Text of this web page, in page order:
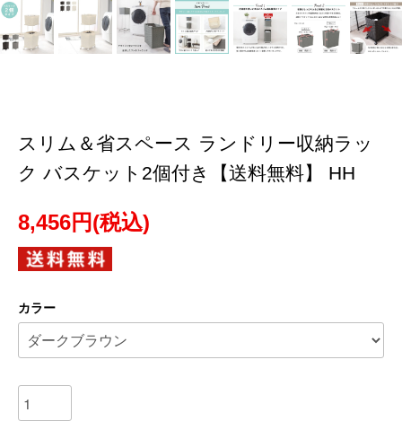
スリム＆省スペース ランドリー収納ラッ
ク バスケット2個付き【送料無料】 HH
8,456円(税込)
カラー